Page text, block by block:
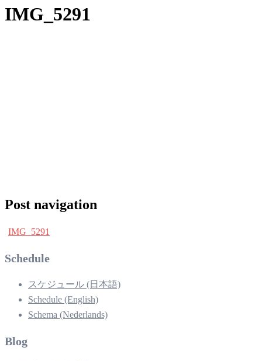
IMG_5291
Post navigation
IMG_5291
Schedule
スケジュール (日本語)
Schedule (English)
Schema (Nederlands)
Blog